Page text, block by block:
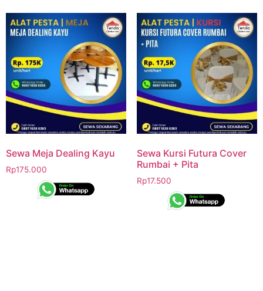
Sewa Meja Dealing Kayu
Rp175.000
Sewa Kursi Futura Cover
Rumbai + Pita
Rp17.500